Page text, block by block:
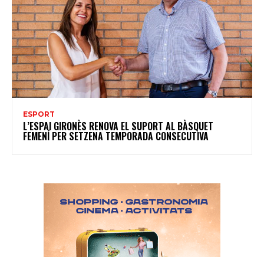
ESPORT
L’ESPAI GIRONÈS RENOVA EL SUPORT AL BÀSQUET
FEMENÍ PER SETZENA TEMPORADA CONSECUTIVA